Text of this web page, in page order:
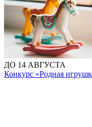
ДО 14 АВГУСТА
Конкурс «Родная